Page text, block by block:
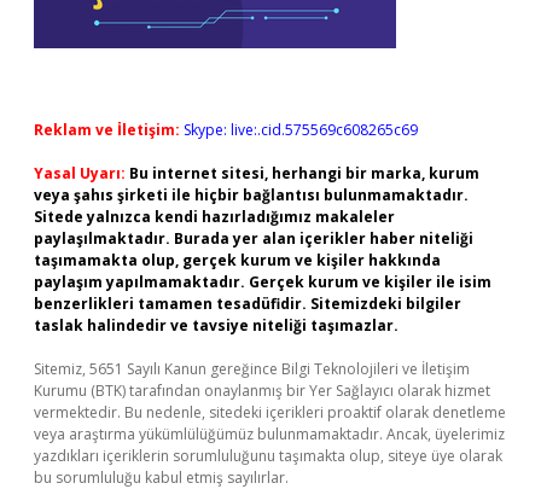
Reklam ve İletişim: Skype: live:.cid.575569c608265c69
Yasal Uyarı: Bu internet sitesi, herhangi bir marka, kurum
veya şahıs şirketi ile hiçbir bağlantısı bulunmamaktadır.
Sitede yalnızca kendi hazırladığımız makaleler
paylaşılmaktadır. Burada yer alan içerikler haber niteliği
taşımamakta olup, gerçek kurum ve kişiler hakkında
paylaşım yapılmamaktadır. Gerçek kurum ve kişiler ile isim
benzerlikleri tamamen tesadüfidir. Sitemizdeki bilgiler
taslak halindedir ve tavsiye niteliği taşımazlar.
Sitemiz, 5651 Sayılı Kanun gereğince Bilgi Teknolojileri ve İletişim
Kurumu (BTK) tarafından onaylanmış bir Yer Sağlayıcı olarak hizmet
vermektedir. Bu nedenle, sitedeki içerikleri proaktif olarak denetleme
veya araştırma yükümlülüğümüz bulunmamaktadır. Ancak, üyelerimiz
yazdıkları içeriklerin sorumluluğunu taşımakta olup, siteye üye olarak
bu sorumluluğu kabul etmiş sayılırlar.